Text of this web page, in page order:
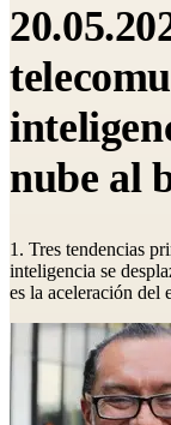
nube al
1. Tres tendencias
inteligencia se
es la aceleración del